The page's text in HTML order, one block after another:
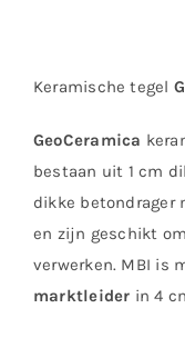
Keramische tegel
GeoCeramica
bestaan uit 1 cm
dikke betondrager
en zijn geschikt
verwerken. MBI is
marktleider in 4